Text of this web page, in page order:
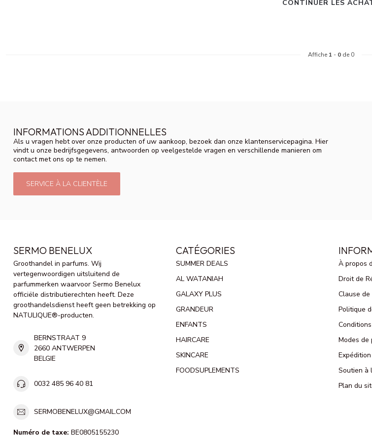
CONTINUER LES
Affiche 1 - 0 de 0
INFORMATIONS ADDITIONNELLES
Als u vragen hebt over onze producten of uw aankoop, bezoek dan onze klantenservicepagina. Hier
vindt u onze bedrijfsgegevens, antwoorden op veelgestelde vragen en verschillende manieren om
contact met ons op te nemen.
SERVICE À LA CLIENTÈLE
SERMO BENELUX
Groothandel in parfums. Wij
vertegenwoordigen uitsluitend de
parfummerken waarvoor Sermo Benelux
officiële distributierechten heeft. Deze
groothandelsdienst heeft geen betrekking op
NATULIQUE®-producten.
BERNSTRAAT 9
2660 ANTWERPEN
BELGIE
0032 485 96 40 81
SERMOBENELUX@GMAIL.COM
Numéro de taxe: BE0805155230
CATÉGORIES
SUMMER DEALS
AL WATANIAH
GALAXY PLUS
GRANDEUR
ENFANTS
HAIRCARE
SKINCARE
FOODSUPLEMENTS
À propos
Droit de
Clause
Politique
Modes de
Soutien à
Plan du